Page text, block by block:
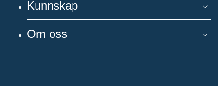
Kunnskap
Om oss